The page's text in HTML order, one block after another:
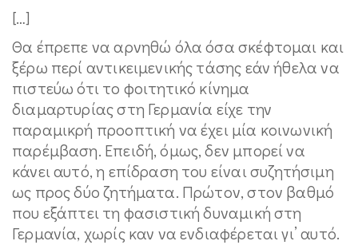
[…]
Θα έπρεπε να αρνηθώ όλα όσα σκέφτομαι και
ξέρω περί αντικειμενικής τάσης εάν ήθελα να
πιστεύω ότι το φοιτητικό κίνημα
διαμαρτυρίας στη Γερμανία είχε την
παραμικρή προοπτική να έχει μία κοινωνική
παρέμβαση. Επειδή, όμως, δεν μπορεί να
κάνει αυτό, η επίδραση του είναι συζητήσιμη
ως προς δύο ζητήματα. Πρώτον, στον βαθμό
που εξάπτει τη φασιστική δυναμική στη
Γερμανία, χωρίς καν να ενδιαφέρεται γι’ αυτό.